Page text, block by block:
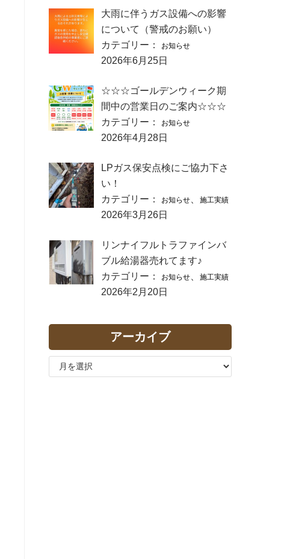
大雨に伴うガス設備への影響
について（警戒のお願い）
カテゴリー：
お知らせ
2026年6月25日
☆☆☆ゴールデンウィーク期
間中の営業日のご案内☆☆☆
カテゴリー：
お知らせ
2026年4月28日
LPガス保安点検にご協力下さ
い！
カテゴリー：
お知らせ 施工実績
2026年3月26日
リンナイフルトラファインバ
ブル給湯器売れてます♪
カテゴリー：
お知らせ 施工実績
2026年2月20日
アーカイブ